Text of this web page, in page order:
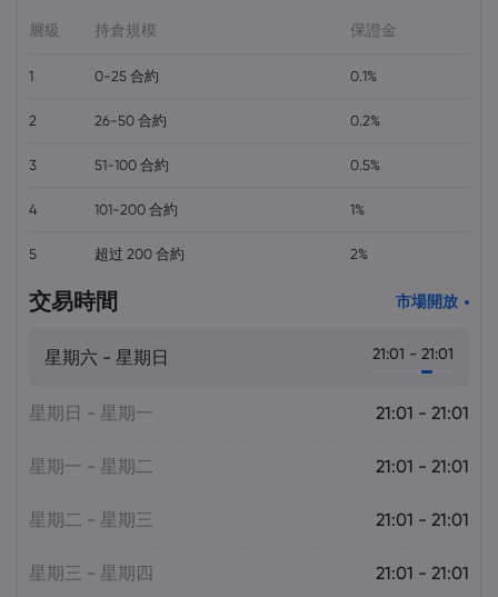
層級 持倉規模 保證金
1 0-25 合約 0.1%
2 26-50 合約 0.2%
3 51-100 合約 0.5%
4 101-200 合約 1%
5 超过 200 合約 2%
交易時間 市場開放
星期六 - 星期日 21:01 - 21:01
星期日 - 星期一 21:01 - 21:01
星期一 - 星期二 21:01 - 21:01
星期二 - 星期三 21:01 - 21:01
星期三 - 星期四 21:01 - 21:01